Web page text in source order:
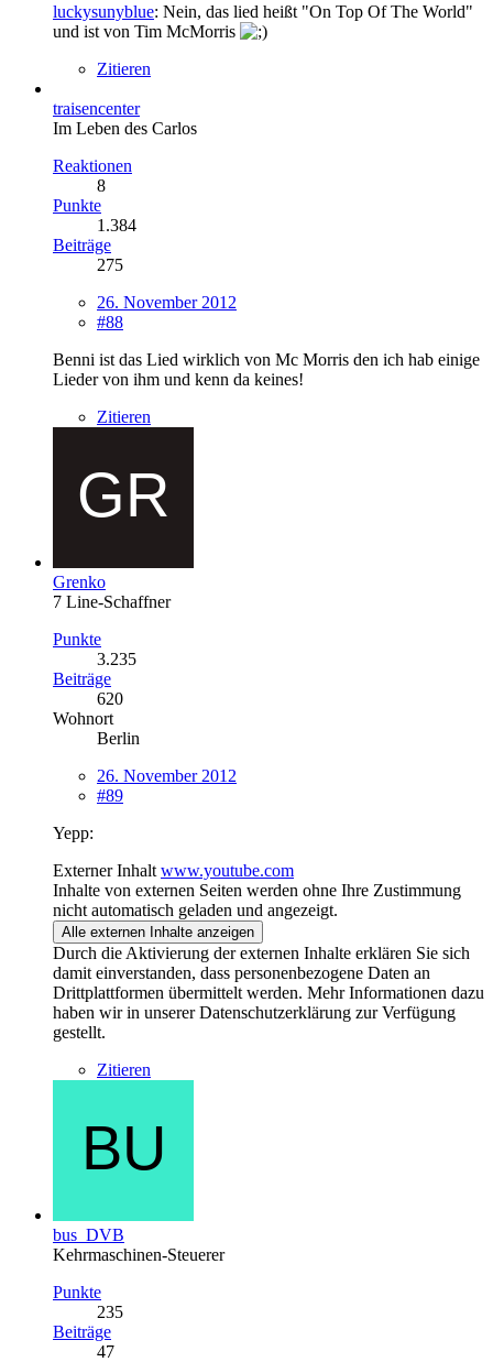
luckysunyblue: Nein, das lied heißt "On Top Of The World"
und ist von Tim McMorris
Zitieren
traisencenter
Im Leben des Carlos
Reaktionen
8
Punkte
1.384
Beiträge
275
26. November 2012
#88
Benni ist das Lied wirklich von Mc Morris den ich hab einige
Lieder von ihm und kenn da keines!
Zitieren
Grenko
7 Line-Schaffner
Punkte
3.235
Beiträge
620
Wohnort
Berlin
26. November 2012
#89
Yepp:
Externer Inhalt www.youtube.com
Inhalte von externen Seiten werden ohne Ihre Zustimmung
nicht automatisch geladen und angezeigt.
Alle externen Inhalte anzeigen
Durch die Aktivierung der externen Inhalte erklären Sie sich
damit einverstanden, dass personenbezogene Daten an
Drittplattformen übermittelt werden. Mehr Informationen dazu
haben wir in unserer Datenschutzerklärung zur Verfügung
gestellt.
Zitieren
bus_DVB
Kehrmaschinen-Steuerer
Punkte
235
Beiträge
47